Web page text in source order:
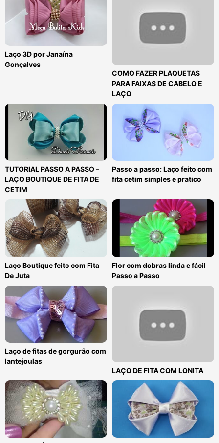
Laço 3D por Janaína
Gonçalves
COMO FAZER PLAQUETAS
PARA FAIXAS DE CABELO E
LAÇO
TUTORIAL PASSO A PASSO –
LAÇO BOUTIQUE DE FITA DE
CETIM
Passo a passo: Laço feito com
fita cetim simples e pratico
Laço Boutique feito com Fita
De Juta
Flor com dobras linda e fácil
Passo a Passo
Laço de fitas de gorgurão com
lantejoulas
LAÇO DE FITA COM LONITA